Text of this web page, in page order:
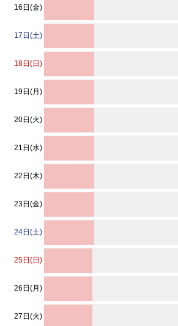
16日(金)
17日(土)
18日(日)
19日(月)
20日(火)
21日(水)
22日(木)
23日(金)
24日(土)
25日(日)
26日(月)
27日(火)